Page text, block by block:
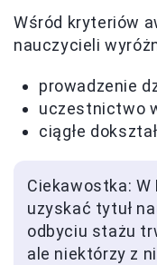
Wśród kryteriów
nauczycieli
prowadzenie
uczestnictwo
ciągłe
Ciekawostka:
uzyskać tytuł
odbyciu stażu
ale niektórzy z